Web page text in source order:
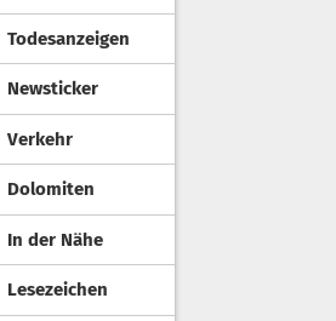
Todesanzeigen
Newsticker
Verkehr
Dolomiten
In der Nähe
Lesezeichen